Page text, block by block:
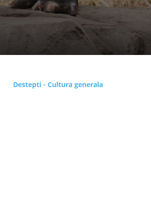
Destepti - Cultura generala